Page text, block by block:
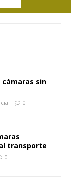
cámaras sin
0
transporte
0